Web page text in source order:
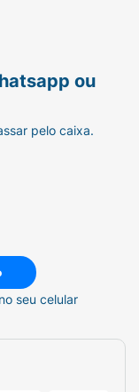
ou
pelo caixa.
seu celular